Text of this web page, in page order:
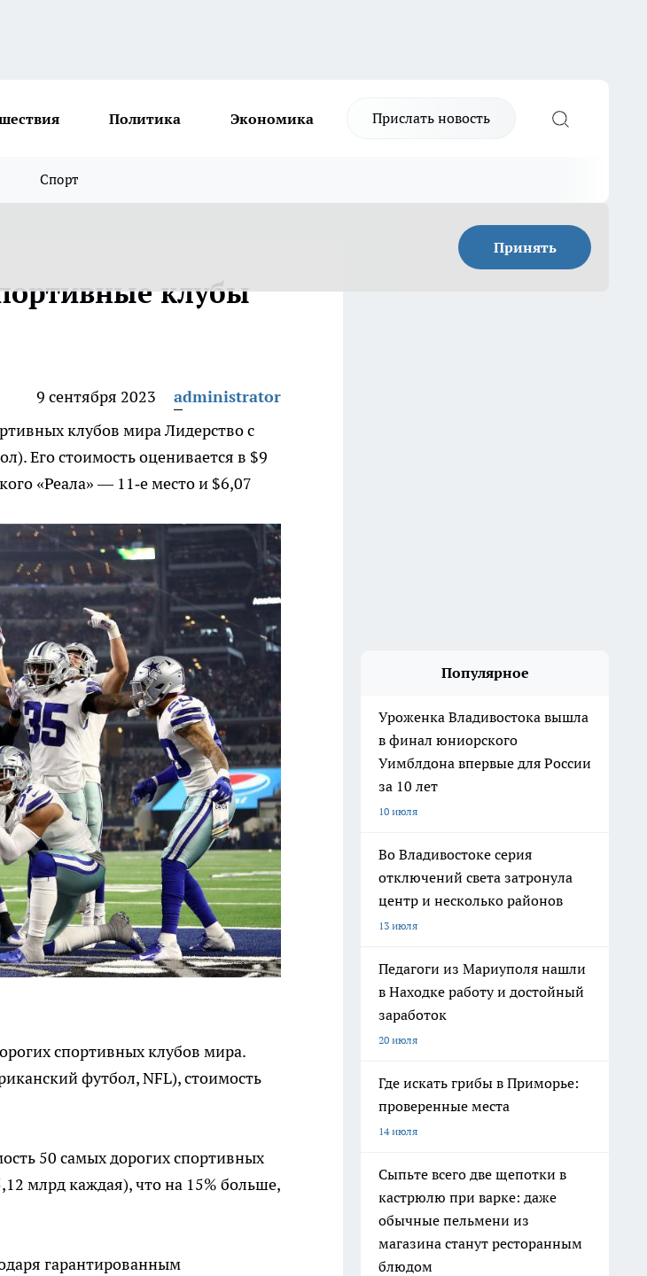
Политика Экономика Прислать новость
Спорт
Принять
клубы
9 сентября 2023
administrator
клубов мираЛидерство с
Его стоимость оценивается в $9
«Реала» — 11‑е место и $6,07
спортивных клубов мира.
футбол, NFL), стоимость
50 самых дорогих спортивных
млрд каждая), что на 15% больше,
гарантированным
Популярное
Уроженка Владивостока вышла
в финал юниорского
Уимблдона впервые для России
за 10 лет
10 июля
Во Владивостоке серия
отключений света затронула
центр и несколько районов
13 июля
Педагоги из Мариуполя нашли
в Находке работу и достойный
заработок
20 июля
Где искать грибы в Приморье:
проверенные места
14 июля
Сыпьте всего две щепотки в
кастрюлю при варке: даже
обычные пельмени из
магазина станут ресторанным
блюдом